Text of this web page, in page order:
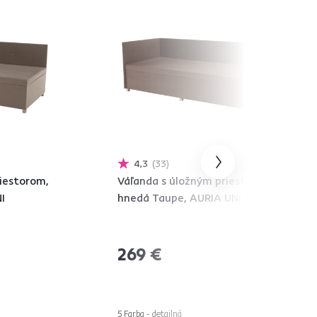
4,3 33
Váľanda s úložným priestorom,
hnedá Taupe, AURIA UNI
269 €
5 Farba - detailná